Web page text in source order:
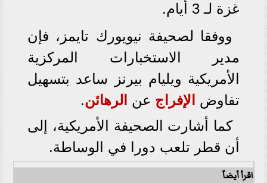
غزة لـ 3 أيام.
ووفقا لصحيفة نيويورك تايمز، فإن
مدير الاستخبارات المركزية
الأمريكية ويليام بيرنز ساعد بتسهيل
تفاوض الإفراج عن الرهائن.
كما أشارت الصحيفة الأمريكية، إلى
أن قطر تلعب دورا في الوساطة.
اقرأ أيضاً